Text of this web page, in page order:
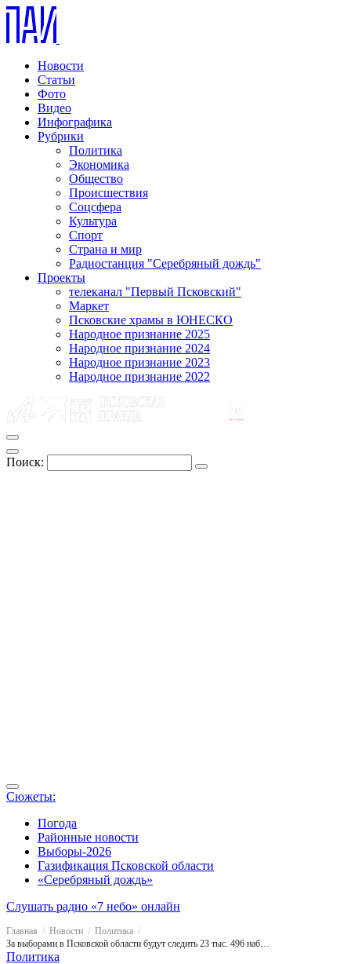
Новости
Статьи
Фото
Видео
Инфографика
Рубрики
Политика
Экономика
Общество
Происшествия
Соцсфера
Культура
Спорт
Страна и мир
Радиостанция "Серебряный дождь"
Проекты
телеканал "Первый Псковский"
Маркет
Псковские храмы в ЮНЕСКО
Народное признание 2025
Народное признание 2024
Народное признание 2023
Народное признание 2022
Поиск:
Сюжеты:
Погода
Районные новости
Выборы-2026
Газификация Псковской области
«Серебряный дождь»
Слушать радио «7 небо» онлайн
Главная Новости
Политика
За выборами в Псковской области будут следить 23 тыс. 496 наблюдателей
Политика